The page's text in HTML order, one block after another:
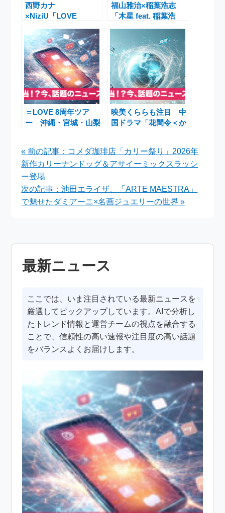
西野カナ
×NiziU「LOVE
MVと音楽番組出演で
話題沸騰
福山雅治×稲葉浩志
「木星 feat. 稲葉浩
題歌が“新クリスマス
定番曲”候補に
＝LOVE 8周年ツア
ー 沖縄・宮城・山梨
8th ANNIVERSARY
PREMIUM TOUR
映美くららも注目 中
国ドラマ「花間令＜か
送開始
« 前の記事：コメダ珈琲店「カリー祭り」2026年
新作カリーナンドッグ＆アサイーミックスラッシ
ー登場
次の記事：池田エライザ、「ARTE MAESTRA」
で魅せたダミアーニ×名画ジュエリーの世界 »
最新ニュース
ここでは、いま注目されている最新ニュースを
厳選してピックアップしています。AIで分析し
たトレンド情報と運営チームの視点を融合する
ことで、信頼性の高い速報や注目度の高い話題
をバランスよくお届けします。